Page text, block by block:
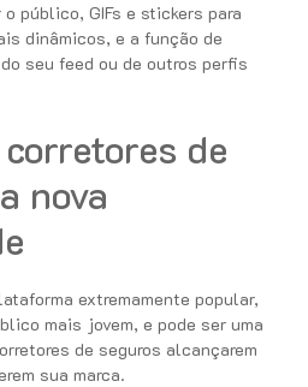
público, GIFs e stickers para
dinâmicos, e a função de
seu feed ou de outros perfis
de
nova
extremamente popular,
mais jovem, e pode ser uma
de seguros alcançarem
sua marca.